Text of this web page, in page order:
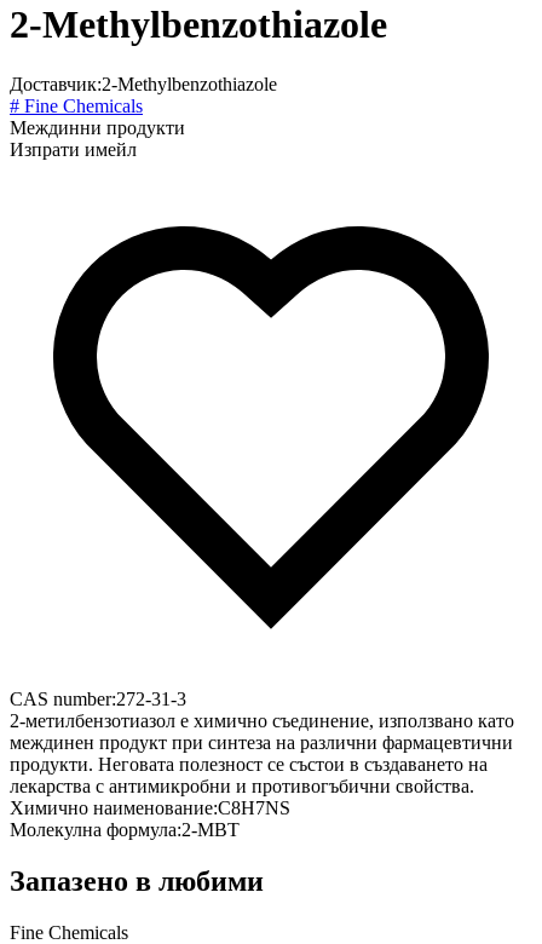
2-Methylbenzothiazole
Доставчик:2-Methylbenzothiazole
# Fine Chemicals
Междинни продукти
Изпрати имейл
CAS number:272-31-3
2-метилбензотиазол е химично съединение, използвано като
междинен продукт при синтеза на различни фармацевтични
продукти. Неговата полезност се състои в създаването на
лекарства с антимикробни и противогъбични свойства.
Химично наименование:C8H7NS
Молекулна формула:2-MBT
Запазено в любими
Fine Chemicals